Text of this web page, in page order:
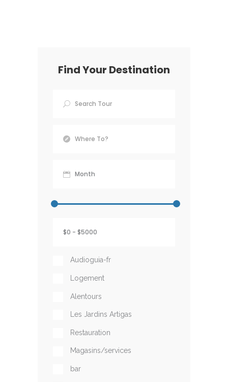
Find Your Destination
Audioguia-fr
Logement
Alentours
Les Jardins Artigas
Restauration
Magasins/services
bar